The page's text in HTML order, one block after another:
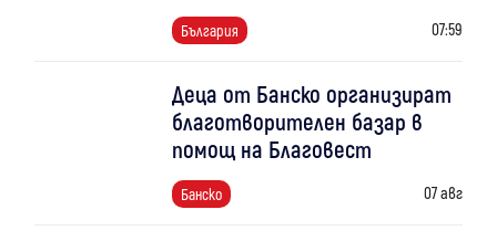
България 07:59
Деца от Банско организират
благотворителен базар в
помощ на Благовест
Банско 07 авг